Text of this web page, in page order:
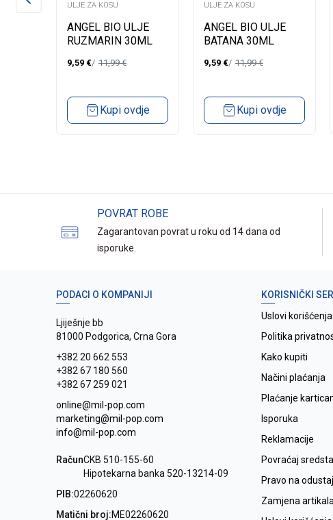
ULJE ZA KOSU
ANGEL BIO ULJE
RUZMARIN 30ML
9,59 € 11,99€
Kupi ovdje
ULJE ZA KOSU
ANGEL BIO ULJE
BATANA 30ML
9,59 € 11,99€
Kupi ovdje
POVRAT ROBE
Zagarantovan povrat u roku od 14 dana od
isporuke.
PODACI O KOMPANIJI
Ljiješnje bb
81000 Podgorica, Crna Gora
+382 20 662 553
+382 67 180 560
+382 67 259 021
online@mil-pop.com
marketing@mil-pop.com
info@mil-pop.com
RačunCKB 510-155-60
Hipotekarna banka 520-13214-09
PIB:02260620
Matični broj:ME02260620
KORISNIČKI
Uslovi
Politika
Kako kupiti
Načini plaćanja
Plaćanje
Isporuka
Reklamacije
Povraćaj
Pravo na
Zamjena